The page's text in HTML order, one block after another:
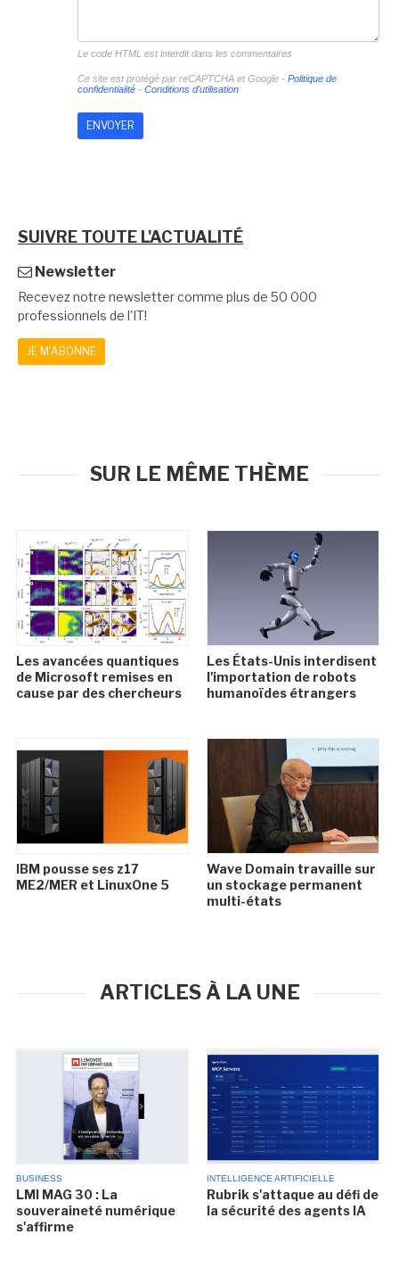
Le code HTML est interdit dans les commentaires
Ce site est protégé par reCAPTCHA et Google - Politique de
confidentialité- Conditions d'utilisation
SUIVRE TOUTE L'ACTUALITÉ
Newsletter
Recevez notre newsletter comme plus de 50 000
professionnels de l'IT!
JE M'ABONNE
SUR LE MÊME THÈME
Les avancées quantiques
de Microsoft remises en
cause par des chercheurs
Les États-Unis interdisent
l'importation de robots
humanoïdes étrangers
IBM pousse ses z17
ME2/MER et LinuxOne 5
Wave Domain travaille sur
un stockage permanent
multi-états
ARTICLES À LA UNE
BUSINESS
LMI MAG 30 : La
souveraineté numérique
s'affirme
INTELLIGENCE ARTIFICIELLE
Rubrik s'attaque au défi de
la sécurité des agents IA